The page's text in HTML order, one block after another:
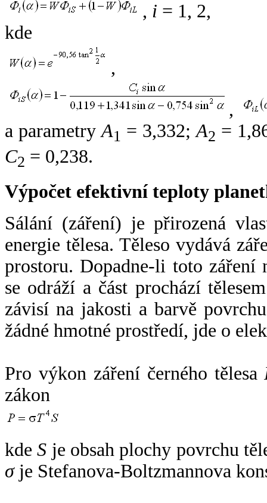
, i = 1, 2,
kde
,
,
a parametryA1 = 3,332;A2 =
C2 = 0,238.
Výpočet efektivní teploty
Sálání (záření) je přirozená
energie tělesa. Těleso vydává
prostoru. Dopadne-li toto záření
se odráží a část prochází
závisí na jakosti a barvě
žádné hmotné prostředí, jde o
Pro výkon záření černého tělesa
zákon
kdeS je obsah plochy povrchu
σje Stefanova-Boltzmannova